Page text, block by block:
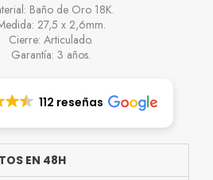
Baño de Oro 18K.
27,5 x 2,6mm.
Cierre: Articulado.
Garantía: 3 años.
112 reseñas
EN 48H